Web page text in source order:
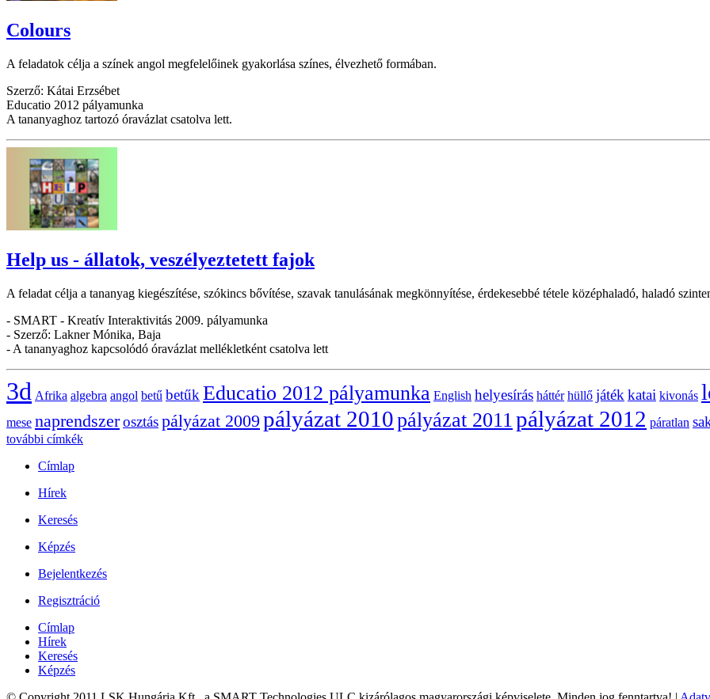
Colours
A feladatok célja a színek angol megfelelőinek gyakorlása színes, élvezhető formában.
Szerző: Kátai Erzsébet
Educatio 2012 pályamunka
A tananyaghoz tartozó óravázlat csatolva lett.
Help us - állatok, veszélyeztetett fajok
A feladat célja a tananyag kiegészítése, szókincs bővítése, szavak tanulásának megkönnyítése, érdekesebbé tétele középhaladó, haladó
- SMART - Kreatív Interaktivitás 2009. pályamunka
- Szerző: Lakner Mónika, Baja
- A tananyaghoz kapcsolódó óravázlat mellékletként csatolva lett
3d Afrika algebra angol betű betűk Educatio 2012 pályamunka English helyesírás háttér hüllő játék katai kivonás
mese naprendszerosztáspályázat 2009 pályázat 2010pályázat 2011pályázat 2012 páratlan
további címkék
Címlap
Hírek
Keresés
Képzés
Bejelentkezés
Regisztráció
Címlap
Hírek
Keresés
Képzés